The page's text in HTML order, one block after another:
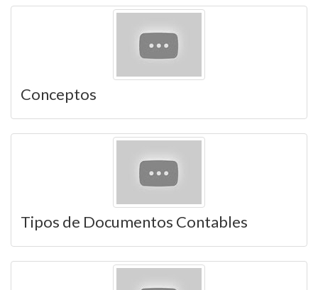
Conceptos
Tipos de Documentos Contables